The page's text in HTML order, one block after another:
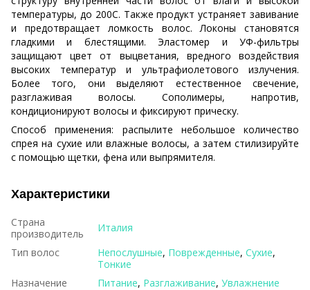
температуры, до 200С. Также продукт устраняет завивание
и предотвращает ломкость волос. Локоны становятся
гладкими и блестящими. Эластомер и УФ-фильтры
защищают цвет от выцветания, вредного воздействия
высоких температур и ультрафиолетового излучения.
Более того, они выделяют естественное свечение,
разглаживая волосы. Сополимеры, напротив,
кондиционируют волосы и фиксируют прическу.
Способ применения: распылите небольшое количество
спрея на сухие или влажные волосы, а затем стилизируйте
с помощью щетки, фена или выпрямителя.
Характеристики
Страна
производитель
Италия
Тип волос
Непослушные, Поврежденные, Сухие,
Тонкие
Назначение
Питание, Разглаживание, Увлажнение